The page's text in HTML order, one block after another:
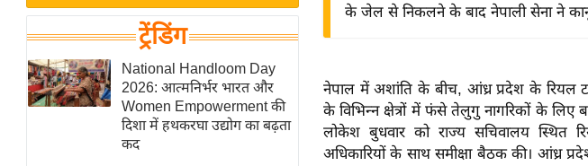
यंग इंडिया
साहित्य जगत
ऑटो वर्ल्ड
न्यूज ब्रीफ
मनोरंजन जगत
बॉलीवुड
ट्रेंडिंग
National Handloom Day
2026: आत्मनिर्भर भारत और
Women Empowerment की
दिशा में हथकरघा उद्योग का बढ़ता
कद
के जेल से निकलने के बाद नेपाली सेना ने
नेपाल में अशांति के बीच, आंध्र प्रदेश के रियल
के विभिन्न क्षेत्रों में फंसे तेलुगु नागरिकों के लिए
लोकेश बुधवार को राज्य सचिवालय स्थित
अधिकारियों के साथ समीक्षा बैठक की। आंध्र